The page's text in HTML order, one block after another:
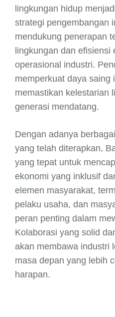
lingkungan hidup
strategi pengembangan
mendukung penerapan
lingkungan dan efisiensi
operasional industri.
memperkuat daya saing
memastikan kelestarian
generasi mendatang.
Dengan adanya
yang telah diterapkan,
yang tepat untuk
ekonomi yang inklusif
elemen masyarakat,
pelaku usaha, dan
peran penting dalam
Kolaborasi yang solid
akan membawa industri
masa depan yang lebih
harapan.